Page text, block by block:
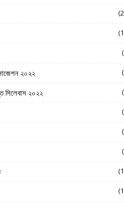
২০২২
সিলেবাস ২০২২